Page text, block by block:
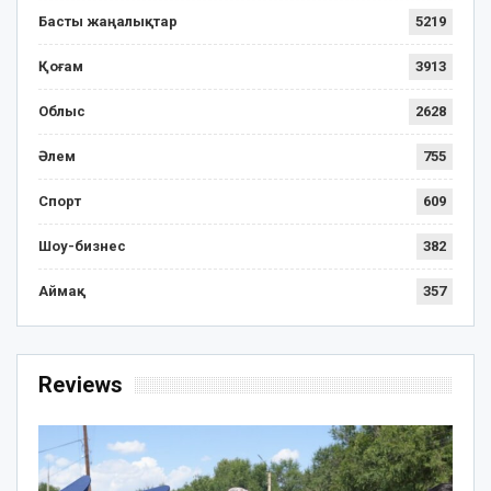
Басты жаңалықтар 5219
Қоғам 3913
Облыс 2628
Әлем 755
Спорт 609
Шоу-бизнес 382
Аймақ 357
Reviews